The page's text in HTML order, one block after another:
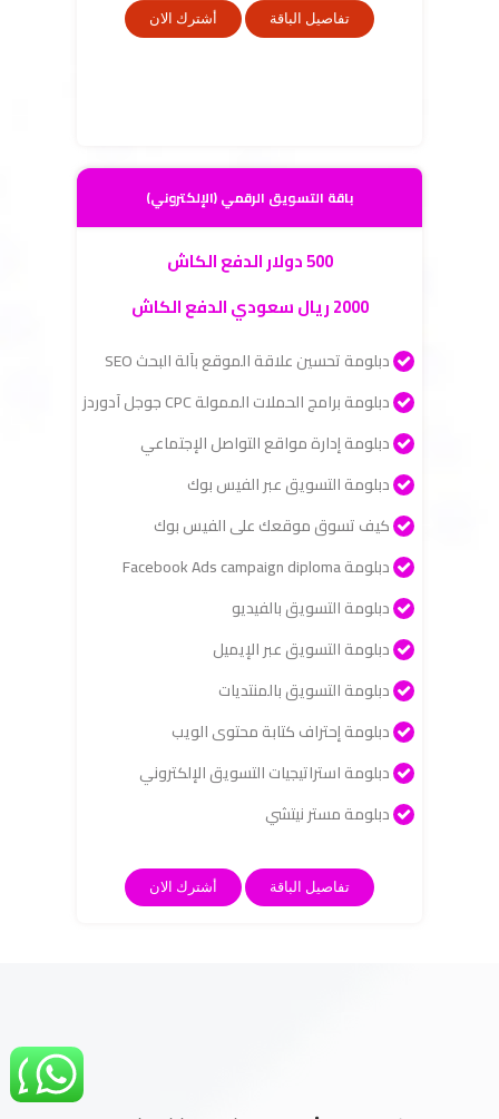
تفاصيل الباقة أشترك الان
باقة التسويق الرقمي (الإلكتروني)
500 دولار الدفع الكاش
2000 ريال سعودي الدفع الكاش
دبلومة تحسين علاقة الموقع بآلة البحث SEO
دبلومة برامج الحملات الممولة CPC جوجل آدوردز
دبلومة إدارة مواقع التواصل الإجتماعي
دبلومة التسويق عبر الفيس بوك
كيف تسوق موقعك على الفيس بوك
دبلومة Facebook Ads campaign diploma
دبلومة التسويق بالفيديو
دبلومة التسويق عبر الإيميل
دبلومة التسويق بالمنتديات
دبلومة إحتراف كتابة محتوى الويب
دبلومة استراتيجيات التسويق الإلكتروني
دبلومة مستر نيتشي
تفاصيل الباقة أشترك الان